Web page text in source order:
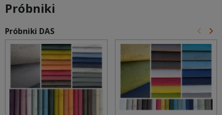
Próbniki
Próbniki DAS keyboard_arrow_left keyboard_arrow_right